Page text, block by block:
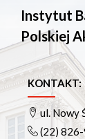
Instytut
Polskiej
KONTAKT:
ul. Nowy
(22)